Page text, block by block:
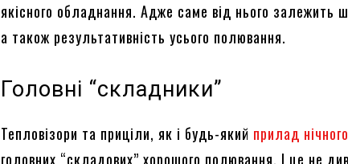
якісного обладнання. Адже саме від нього залежить
а також результативність усього полювання.
Головні “складники”
Тепловізори та приціли, як і будь-який прилад
головних “складових” хорошого полювання. І це не